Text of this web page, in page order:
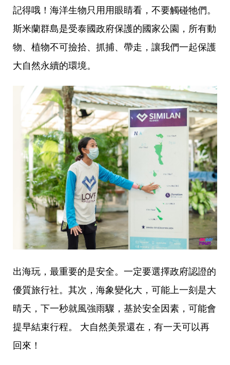
記得哦！海洋生物只用用眼睛看，不要觸碰牠們。
斯米蘭群島是受泰國政府保護的國家公園，所有動
物、植物不可撿拾、抓捕、帶走，讓我們一起保護
大自然永續的環境。
出海玩，最重要的是安全。一定要選擇政府認證的
優質旅行社。其次，海象變化大，可能上一刻是大
晴天，下一秒就風強雨驟，基於安全因素，可能會
提早結束行程。 大自然美景還在，有一天可以再
回來！